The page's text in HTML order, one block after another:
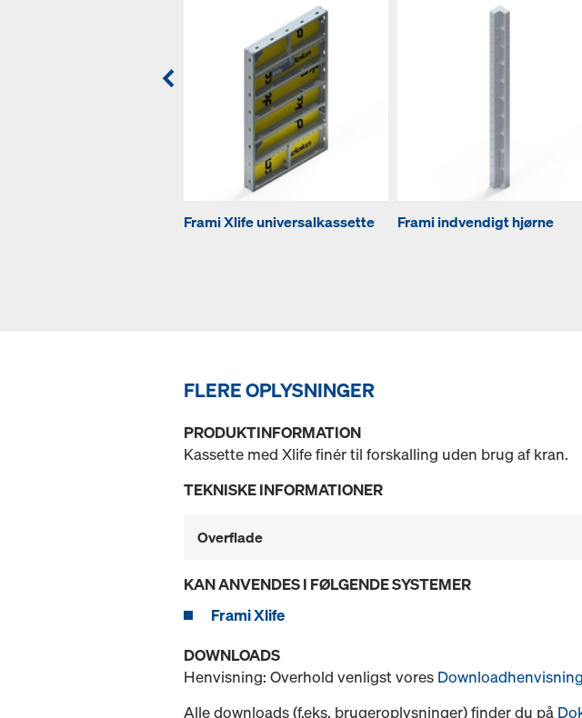
Frami Xlife universalkassette Frami indvendigt hjørne
FLERE OPLYSNINGER
PRODUKTINFORMATION
Kassette med Xlife finér til forskalling uden brug af kran.
TEKNISKE INFORMATIONER
Overflade
KAN ANVENDES I FØLGENDE SYSTEMER
Frami Xlife
DOWNLOADS
Henvisning: Overhold venligst vores
Alle downloads (f.eks. brugeroplysninger) finder du på